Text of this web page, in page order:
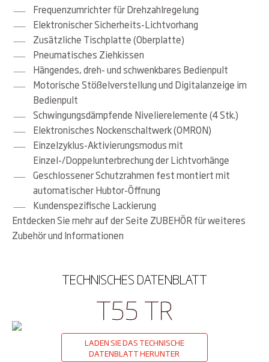
Frequenzumrichter für Drehzahlregelung
elektronischer Sicherheits-Lichtvorhang
zusätzliche Tischplatte (Oberplatte)
pneumatisches Ziehkissen
hängendes, dreh- und schwenkbares Bedienpult
motorische Stößelverstellung und Digitalanzeige im
Bedienpult
schwingungsdämpfende Nivelierelemente (4 Stk.)
elektronisches Nockenschaltwerk (OMRON)
Einzelzyklus-Aktivierungsmodus mit
Einzel-/Doppelunterbrechung der Lichtvorhänge
geschlossener Schutzrahmen fest montiert mit
automatischer Hubtor-Öffnung
Kundenspezifische Lackierung
Entdecken Sie mehr auf der Seite ZUBEHÖR für weiteres
Zubehör und Informationen
TECHNISCHES DATENBLATT
T55 TR
LADEN SIE DAS TECHNISCHE
DATENBLATT HERUNTER